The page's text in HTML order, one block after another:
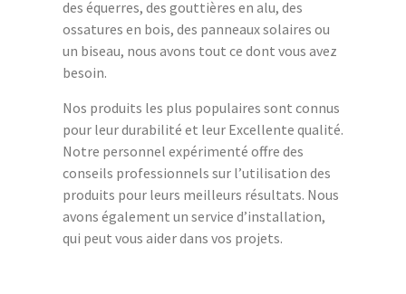
des équerres, des gouttières en alu, des
ossatures en bois, des panneaux solaires ou
un biseau, nous avons tout ce dont vous avez
besoin.
Nos produits les plus populaires sont connus
pour leur durabilité et leur Excellente qualité.
Notre personnel expérimenté offre des
conseils professionnels sur l’utilisation des
produits pour leurs meilleurs résultats. Nous
avons également un service d’installation,
qui peut vous aider dans vos projets.